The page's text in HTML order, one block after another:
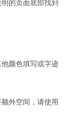
的页面底部找到
颜色填写或字迹
外空间，请使用